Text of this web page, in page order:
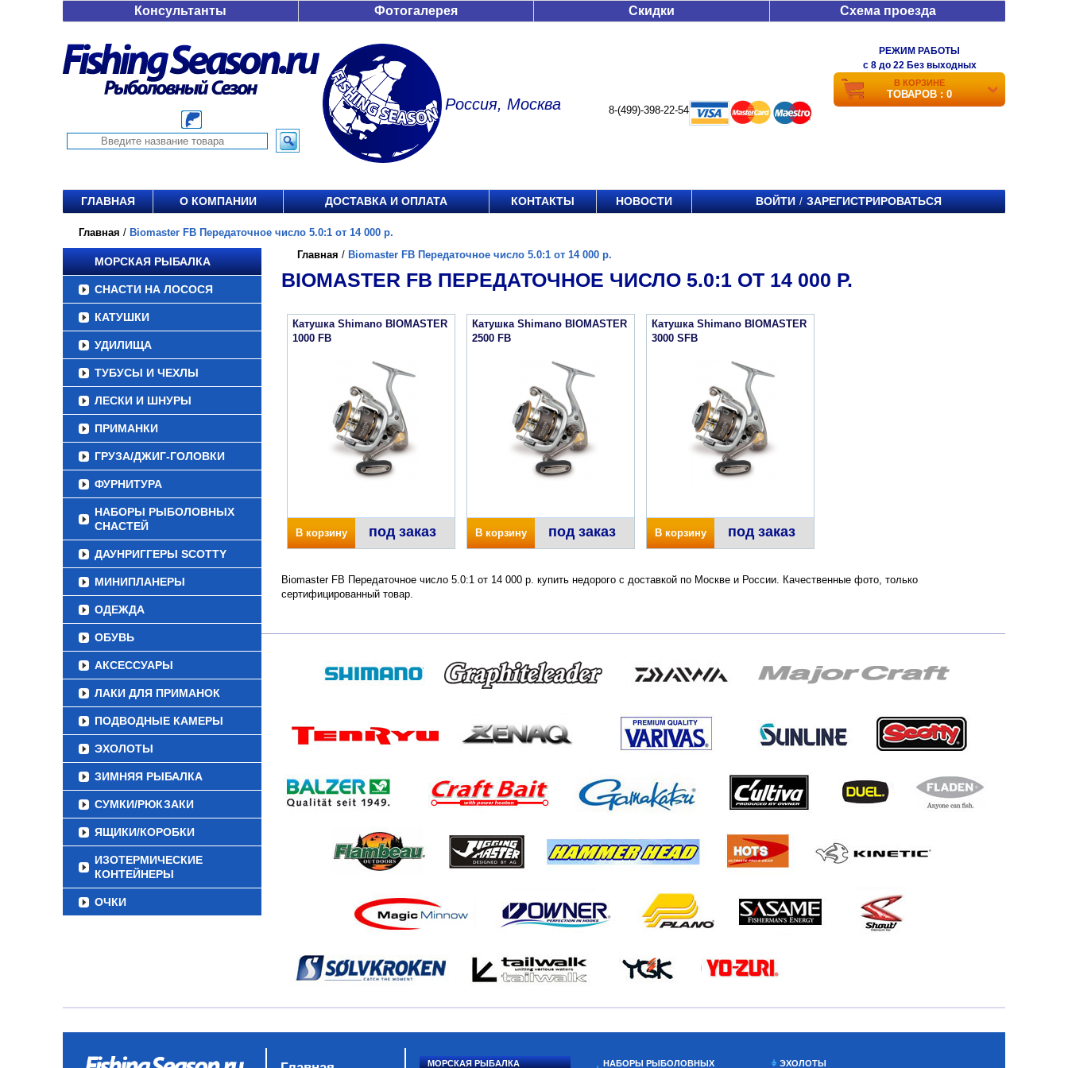
Консультанты Фотогалерея Скидки Схема проезда
Россия, Москва 8-(499)-398-22-54
РЕЖИМ РАБОТЫ
c 8 до 22 Без выходных
В КОРЗИНЕ
ТОВАРОВ : 0
ГЛАВНАЯ О КОМПАНИИ ДОСТАВКА И ОПЛАТА КОНТАКТЫ НОВОСТИ ВОЙТИ / ЗАРЕГИСТРИРОВАТЬСЯ
Главная / Biomaster FB Передаточное число 5.0:1 от 14 000 р.
МОРСКАЯ РЫБАЛКА
СНАСТИ НА ЛОСОСЯ
КАТУШКИ
УДИЛИЩА
ТУБУСЫ И ЧЕХЛЫ
ЛЕСКИ И ШНУРЫ
ПРИМАНКИ
ГРУЗА/ДЖИГ-ГОЛОВКИ
ФУРНИТУРА
НАБОРЫ РЫБОЛОВНЫХ
СНАСТЕЙ
ДАУНРИГГЕРЫ SCOTTY
МИНИПЛАНЕРЫ
ОДЕЖДА
ОБУВЬ
АКСЕССУАРЫ
ЛАКИ ДЛЯ ПРИМАНОК
ПОДВОДНЫЕ КАМЕРЫ
ЭХОЛОТЫ
ЗИМНЯЯ РЫБАЛКА
СУМКИ/РЮКЗАКИ
ЯЩИКИ/КОРОБКИ
ИЗОТЕРМИЧЕСКИЕ
КОНТЕЙНЕРЫ
ОЧКИ
Главная / Biomaster FB Передаточное число 5.0:1 от 14 000 р.
BIOMASTER FB ПЕРЕДАТОЧНОЕ ЧИСЛО 5.0:1 ОТ 14 000 Р.
Катушка Shimano BIOMASTER
1000 FB
В корзину под заказ
Катушка Shimano BIOMASTER
2500 FB
В корзину под заказ
Катушка Shimano BIOMASTER
3000 SFB
В корзину под заказ
Biomaster FB Передаточное число 5.0:1 от 14 000 р. купить недорого с доставкой по Москве и России. Качественные фото, только
сертифицированный товар.
МОРСКАЯ РЫБАЛКА НАБОРЫ РЫБОЛОВНЫХ ЭХОЛОТЫ